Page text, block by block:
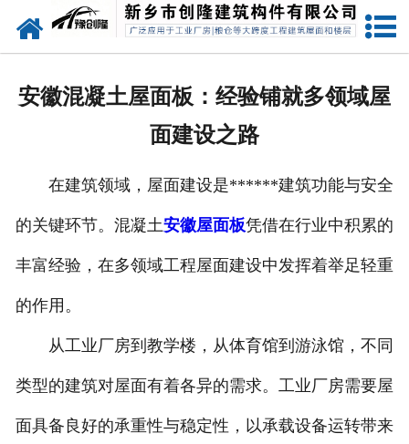
网站首页
资质荣誉
联系我们
安徽混凝土屋面板：经验铺就多领域屋
面建设之路
在建筑领域，屋面建设是******建筑功能与安全
的关键环节。混凝土安徽屋面板凭借在行业中积累的
丰富经验，在多领域工程屋面建设中发挥着举足轻重
的作用。
从工业厂房到教学楼，从体育馆到游泳馆，不同
类型的建筑对屋面有着各异的需求。工业厂房需要屋
面具备良好的承重性与稳定性，以承载设备运转带来